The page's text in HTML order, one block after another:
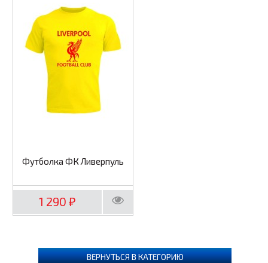
Футболка ФК Ливерпуль
1 290 ₽
ВЕРНУТЬСЯ В КАТЕГОРИЮ